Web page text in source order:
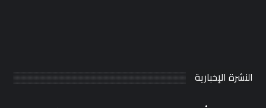
النشرة الإخبارية